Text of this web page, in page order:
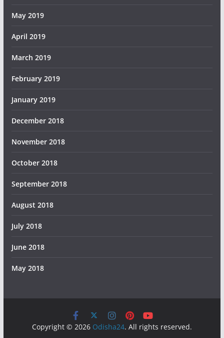
May 2019
April 2019
March 2019
February 2019
January 2019
December 2018
November 2018
October 2018
September 2018
August 2018
July 2018
June 2018
May 2018
Copyright © 2026 Odisha24. All rights reserved.